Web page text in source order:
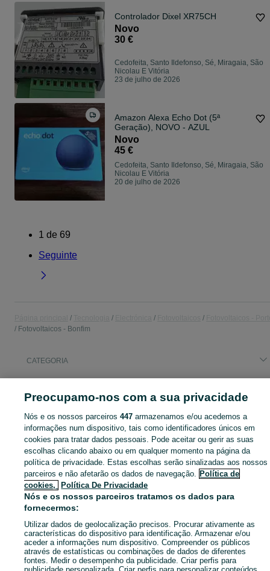
Controlador Dixel XR75CH
Novo
30 €
Cedofeita, Santo Ildefonso, Sé, Miragaia, São
Nicolau E Vitória
23 de julho de 2026
Amazon Alexa Echo Dot (5ª
Geração), NOVO - AZUL
Novo
45 €
Cedofeita, Santo Ildefonso, Sé, Miragaia, São
Nicolau E Vitória
20 de julho de 2026
1 de 69
Seguinte
Fotovoltaicos - Bonfim
CATEGORIA
Mapa do site
Mapa das freguesias
Mapa de mini-sites
Pesquisas populares
Preocupamo-nos com a sua privacidade
Nós e os nossos parceiros447 armazenamos e/ou acedemos a
informações num dispositivo, tais como identificadores únicos em
cookies para tratar dados pessoais. Pode aceitar ou gerir as suas
escolhas clicando abaixo ou em qualquer momento na página da
política de privacidade. Estas escolhas serão sinalizadas aos nossos
parceiros e não afetarão os dados de navegação. Política de
cookies,
Política De Privacidade
Nós e os nossos parceiros tratamos os dados para
fornecermos:
Utilizar dados de geolocalização precisos. Procurar ativamente as
características do dispositivo para identificação. Armazenar e/ou
aceder a informações num dispositivo. Compreender os públicos
através de estatísticas ou combinações de dados de diferentes
fontes. Medir o desempenho da publicidade. Criar perfis para